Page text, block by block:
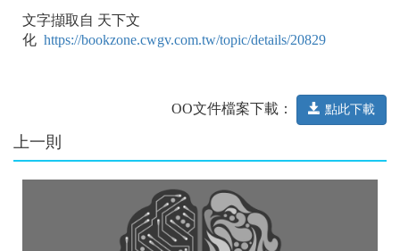
文字擷取自 天下文
化 https://bookzone.cwgv.com.tw/topic/details/20829
OO文件檔案下載： 點此下載
上一則